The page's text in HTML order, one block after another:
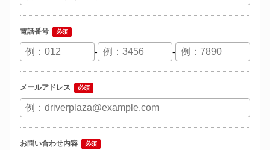
電話番号 必須
- -
メールアドレス 必須
お問い合わせ内容 必須